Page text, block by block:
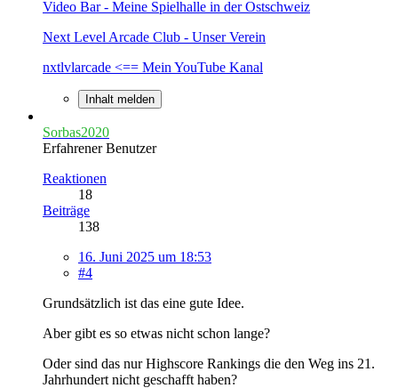
Video Bar - Meine Spielhalle in der Ostschweiz
Next Level Arcade Club - Unser Verein
nxtlvlarcade <== Mein YouTube Kanal
Inhalt melden
Sorbas2020
Erfahrener Benutzer
Reaktionen
18
Beiträge
138
16. Juni 2025 um 18:53
#4
Grundsätzlich ist das eine gute Idee.
Aber gibt es so etwas nicht schon lange?
Oder sind das nur Highscore Rankings die den Weg ins 21.
Jahrhundert nicht geschafft haben?